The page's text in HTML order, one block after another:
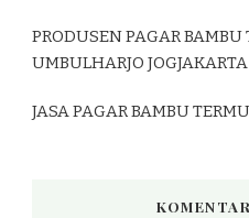
PRODUSEN PAGAR
UMBULHARJO JOGJAKARTA
JASA PAGAR BAMBU